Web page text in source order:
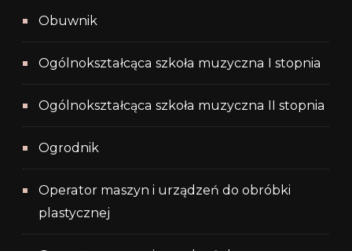
Obuwnik
Ogólnokształcąca szkoła muzyczna I stopnia
Ogólnokształcąca szkoła muzyczna II stopnia
Ogrodnik
Operator maszyn i urządzeń do obróbki
plastycznej